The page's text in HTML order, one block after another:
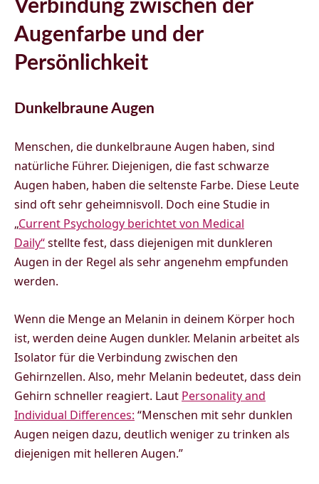
Verbindung zwischen der
Augenfarbe und der
Persönlichkeit
Dunkelbraune Augen
Menschen, die dunkelbraune Augen haben, sind
natürliche Führer. Diejenigen, die fast schwarze
Augen haben, haben die seltenste Farbe. Diese Leute
sind oft sehr geheimnisvoll. Doch eine Studie in
„Current Psychology berichtet von Medical
Daily“stellte fest, dass diejenigen mit dunkleren
Augen in der Regel als sehr angenehm empfunden
werden.
Wenn die Menge an Melanin in deinem Körper hoch
ist, werden deine Augen dunkler. Melanin arbeitet als
Isolator für die Verbindung zwischen den
Gehirnzellen. Also, mehr Melanin bedeutet, dass dein
Gehirn schneller reagiert. Laut Personality and
Individual Differences: “Menschen mit sehr dunklen
Augen neigen dazu, deutlich weniger zu trinken als
diejenigen mit helleren Augen.”